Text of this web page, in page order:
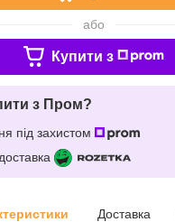
або
Купити з
з Пром?
під захистом
Доставка